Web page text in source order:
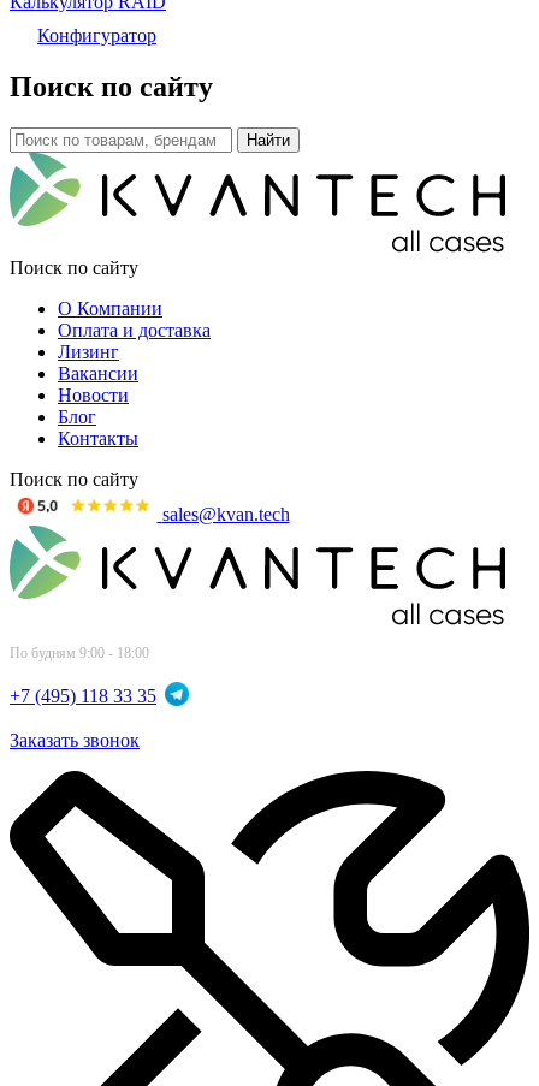
Конфигуратор
Поиск по сайту
Поиск по сайту
О Компании
Оплата и доставка
Лизинг
Вакансии
Новости
Блог
Контакты
Поиск по сайту
sales@kvan.tech
По будням 9:00 - 18:00
+7 (495) 118 33 35
Заказать звонок